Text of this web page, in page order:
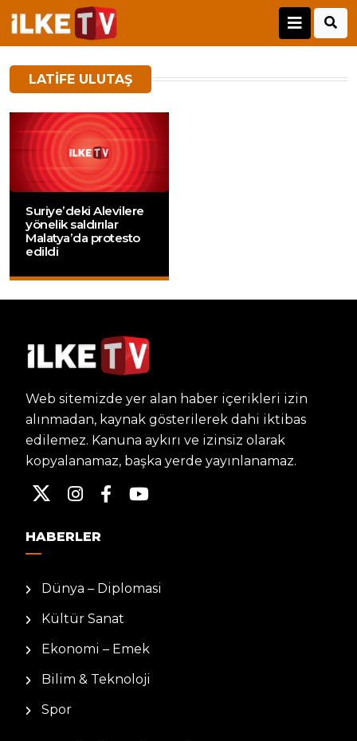
LATIFE ULUTAŞ
Suriye’deki Alevilere
yönelik saldırılar
Malatya’da protesto
edildi
Web sitemizde yer alan haber içerikleri izin
alınmadan, kaynak gösterilerek dahi iktibas
edilemez. Kanuna aykırı ve izinsiz olarak
kopyalanamaz, başka yerde yayınlanamaz.
HABERLER
Dünya – Diplomasi
Kültür Sanat
Ekonomi – Emek
Bilim & Teknoloji
Spor